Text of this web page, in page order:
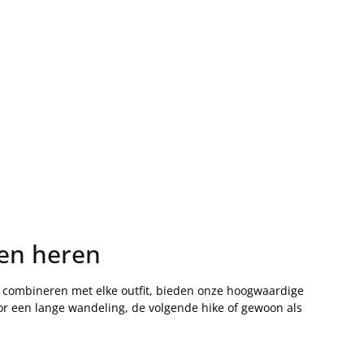
heren
met elke outfit, bieden onze hoogwaardige
lange wandeling, de volgende hike of gewoon als